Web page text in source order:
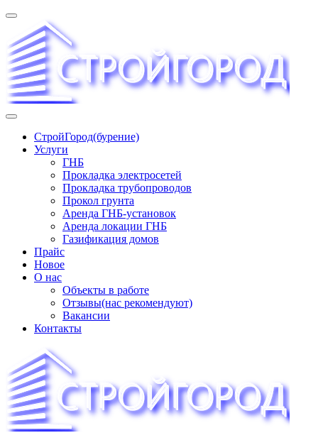
Перейти
содержимому
трудопроводов ∿ Газификация жилого сектора ✆
+74951573444
СтройГород(бурение)
Услуги
ГНБ
Прокладка электросетей
Прокладка трубопроводов
Прокол грунта
Аренда ГНБ-установок
Аренда локации ГНБ
Газификация домов
Прайс
Новое
О нас
Объекты в работе
Отзывы(нас рекомендуют)
Вакансии
Контакты